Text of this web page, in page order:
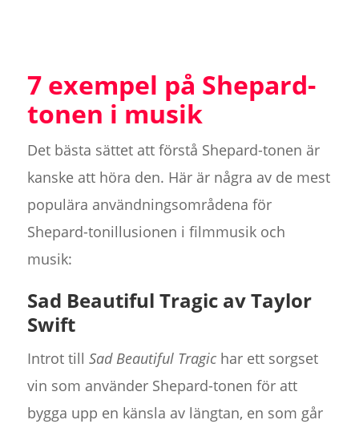
7 exempel på Shepard-
tonen i musik
Det bästa sättet att förstå Shepard-tonen är
kanske att höra den. Här är några av de mest
populära användningsområdena för
Shepard-tonillusionen i filmmusik och
musik:
Sad Beautiful Tragic av Taylor
Swift
Introt till Sad Beautiful Tragichar ett sorgset
vin som använder Shepard-tonen för att
bygga upp en känsla av längtan, en som går